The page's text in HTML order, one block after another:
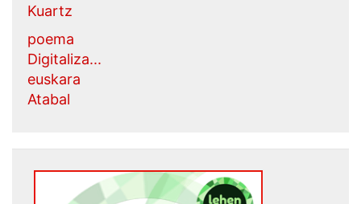
Kuartz
poema
Digitaliza...
euskara
Atabal